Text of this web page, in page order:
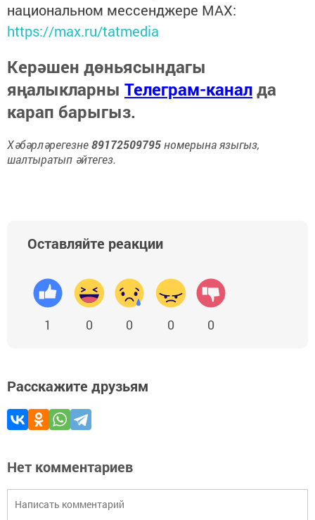
национальном мессенджере MАХ:
https://max.ru/tatmedia
Керәшен дөньясындагы
яңалыкларны Телеграм-каналда
карап барыгыз.
Хәбәрләрегезне89172509795номерына языгыз,
шалтыратып әйтегез.
Оставляйте реакции
1 0 0 0 0
Расскажите друзьям
Нет комментариев